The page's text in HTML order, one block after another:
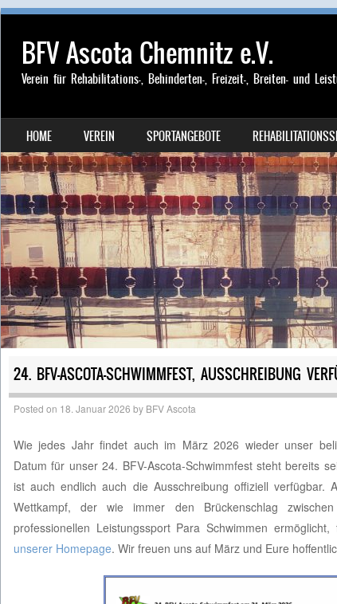
BFV Ascota Chemnitz e.V.
Verein für Rehabilitations-, Behinderten-, Freizeit-, Breiten- und
MENU
SKIP TO CONTENT
HOME VEREIN SPORTANGEBOTE
24. BFV-ASCOTA-SCHWIMMFEST, AUSSCHREIBUNG
Posted on 18. Januar 2026 by BFV Ascota
Wie jedes Jahr findet auch im März 2026 wieder unser
Datum für unser 24. BFV-Ascota-Schwimmfest steht bereits
ist auch endlich auch die Ausschreibung offiziell verfügbar.
Wettkampf, der wie immer den Brückenschlag
professionellen Leistungssport Para Schwimmen
unserer Homepage. Wir freuen uns auf März und Eure